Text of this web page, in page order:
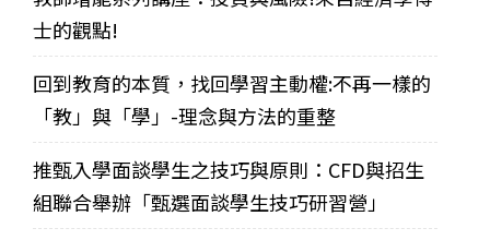
士的觀點!
回到教育的本質，找回學習主動權:不再一樣的
「教」與「學」-理念與方法的重整
推甄入學面談學生之技巧與原則：CFD與招生
組聯合舉辦「甄選面談學生技巧研習營」